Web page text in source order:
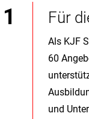
Für
Als KJF
60
und